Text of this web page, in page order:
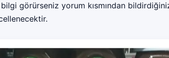
görürseniz yorum kısmından